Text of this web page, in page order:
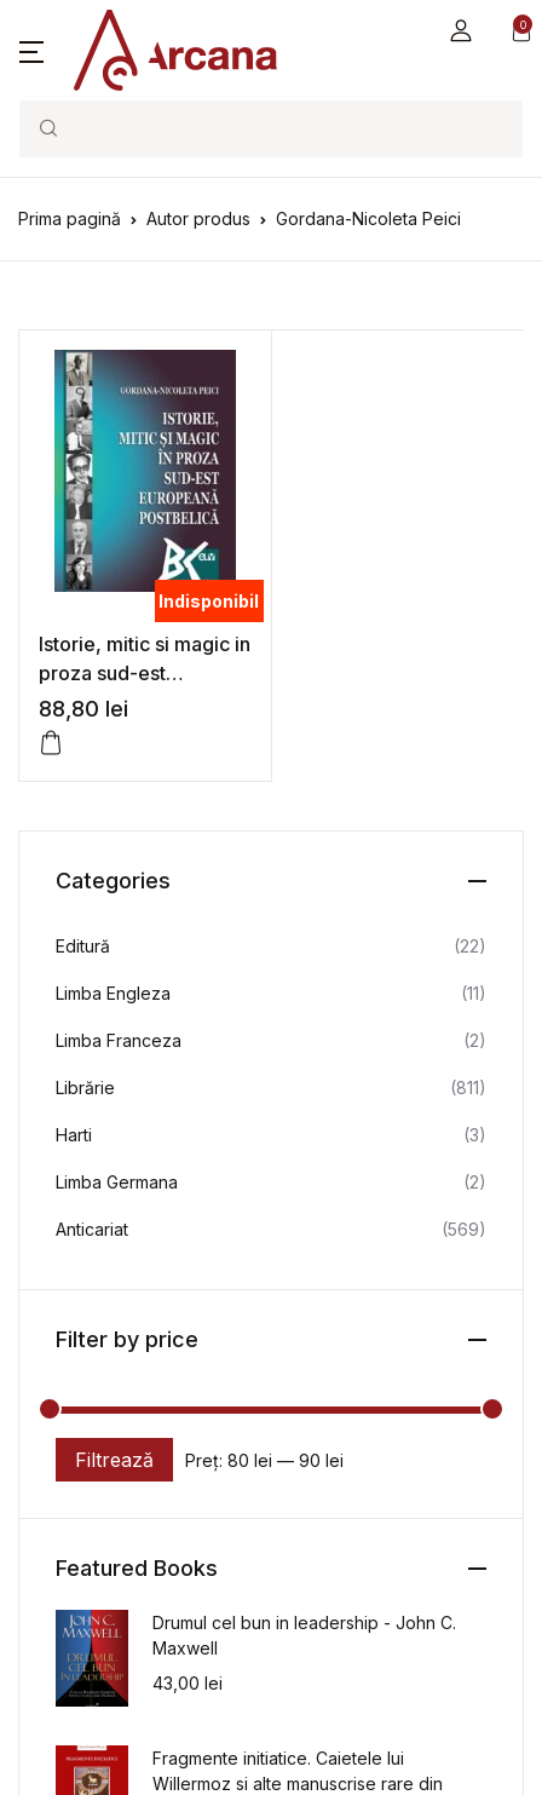
0
Search
Prima pagină Autor produs Gordana-Nicoleta Peici
Indisponibil
Istorie, mitic si magic in
proza sud-est
europeana postbelica
– Gordana-Nicoleta
Peici
88,80 lei
Categories
Editură (22)
Limba Engleza (11)
Limba Franceza (2)
Librărie (811)
Harti (3)
Limba Germana (2)
Anticariat (569)
Filter by price
Preț minim
Preț maxim
Filtrează Preț: 80 lei — 90 lei
Featured Books
Drumul cel bun in leadership - John C.
Maxwell
43,00 lei
Fragmente initiatice. Caietele lui
Willermoz si alte manuscrise rare din